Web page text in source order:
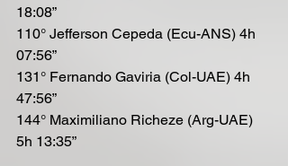
18:08”
110° Jefferson Cepeda (Ecu-ANS) 4h
07:56”
131° Fernando Gaviria (Col-UAE) 4h
47:56”
144° Maximiliano Richeze (Arg-UAE)
5h 13:35”